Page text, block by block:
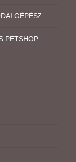
GÉPÉSZ
PETSHOP